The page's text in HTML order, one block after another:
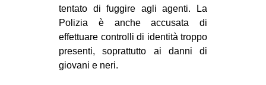
tentato di fuggire agli agenti. La
Polizia è anche accusata di
effettuare controlli di identità troppo
presenti, soprattutto ai danni di
giovani e neri.